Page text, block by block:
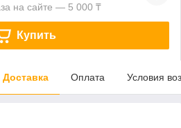
на сайте — 5 000 ₸
Купить
Доставка Оплата Условия